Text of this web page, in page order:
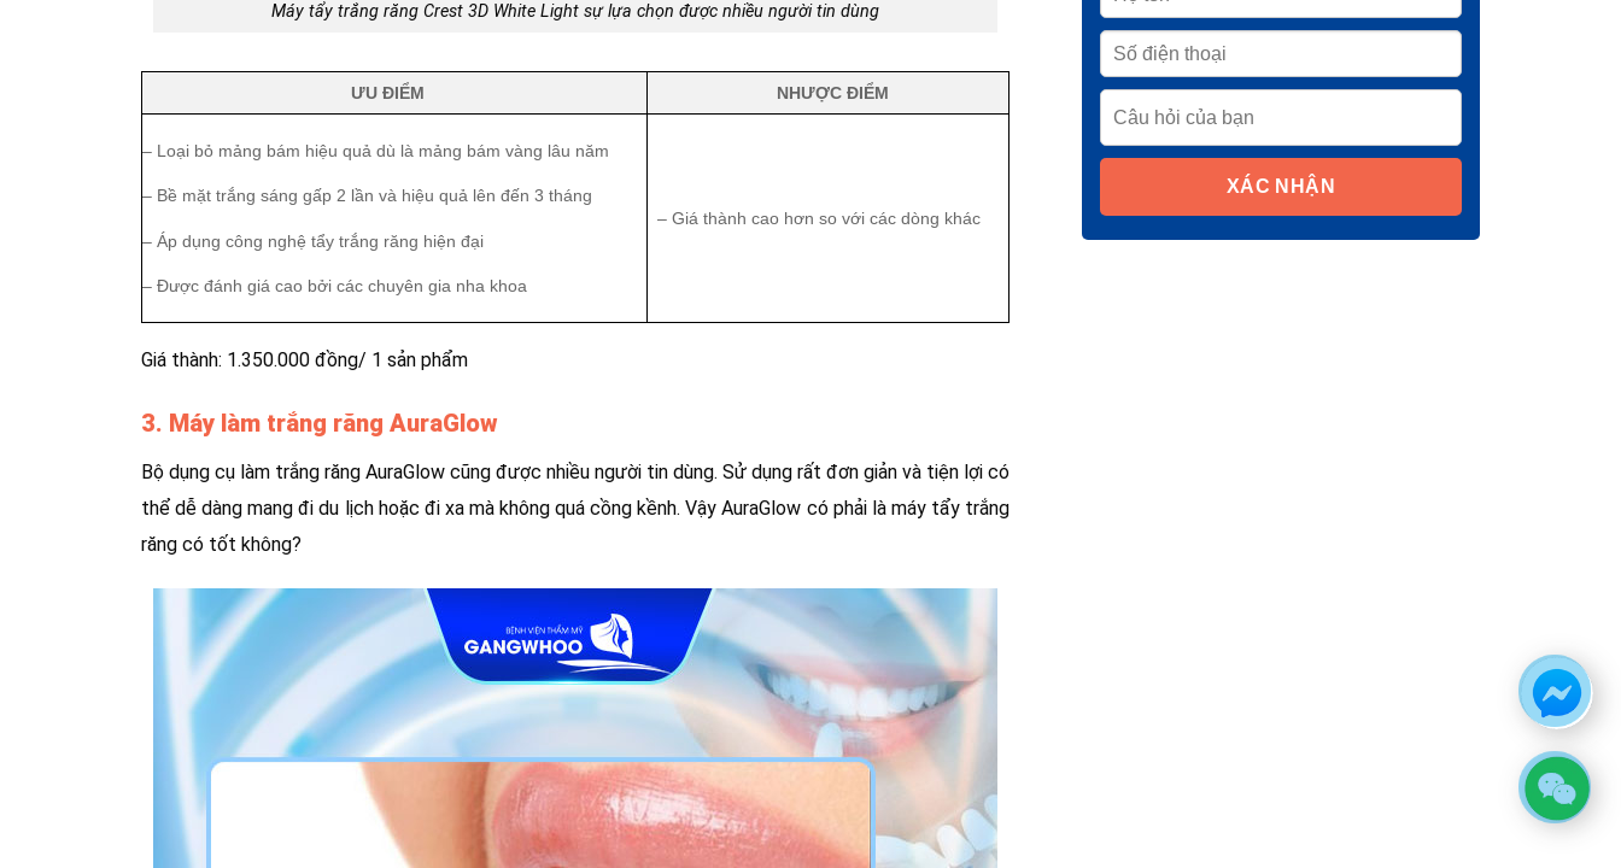
Máy tẩy trắng răng Crest 3D White Light sự lựa chọn được nhiều người tin dùng
ƯU ĐIỂM NHƯỢC ĐIỂM
– Loại bỏ mảng bám hiệu quả dù là mảng bám vàng lâu năm
– Bề mặt trắng sáng gấp 2 lần và hiệu quả lên đến 3 tháng
– Áp dụng công nghệ tẩy trắng răng hiện đại
– Được đánh giá cao bởi các chuyên gia nha khoa
– Giá thành cao hơn so với các dòng khác
Giá thành: 1.350.000 đồng/ 1 sản phẩm
3. Máy làm trắng răng AuraGlow
Bộ dụng cụ làm trắng răng AuraGlow cũng được nhiều người tin dùng. Sử dụng rất đơn giản và tiện lợi có
thể dễ dàng mang đi du lịch hoặc đi xa mà không quá cồng kềnh. Vậy AuraGlow có phải là máy tẩy trắng
răng có tốt không?
XÁC NHẬN